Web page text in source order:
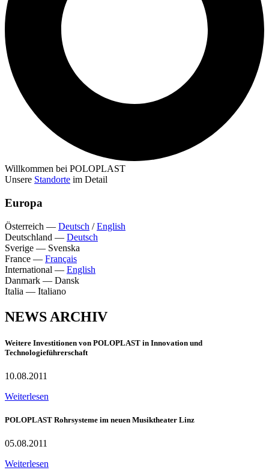
Willkommen bei POLOPLAST
Unsere Standorte im Detail
Europa
Österreich — Deutsch /English
Deutschland — Deutsch
Sverige — Svenska
France — Français
International — English
Danmark — Dansk
Italia — Italiano
NEWS ARCHIV
Weitere Investitionen von POLOPLAST in Innovation und
Technologieführerschaft
10.08.2011
Weiterlesen
POLOPLAST Rohrsysteme im neuen Musiktheater Linz
05.08.2011
Weiterlesen